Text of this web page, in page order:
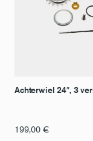
Achterwiel 24″, 3
199,00 €